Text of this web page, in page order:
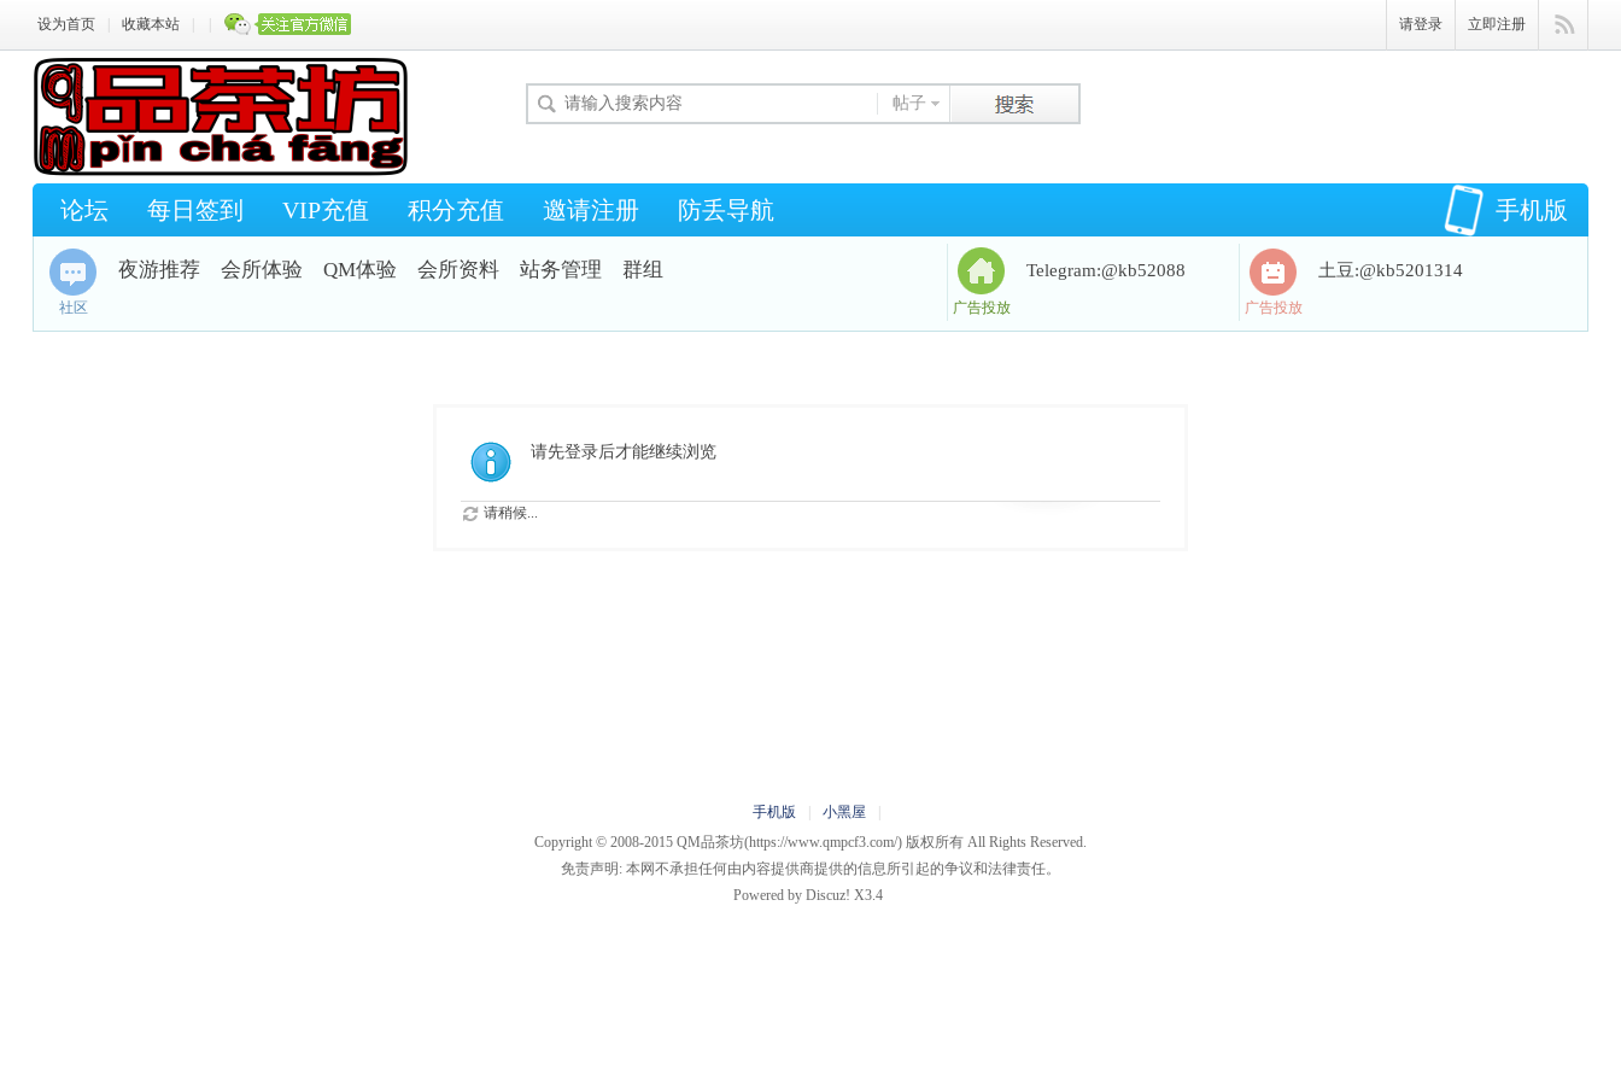
设为首页 收藏本站 请登录 立即注册
帖子
手机版
论坛 每日签到 VIP充值 积分充值 邀请注册 防丢导航
社区
夜游推荐 会所体验 QM体验 会所资料 站务管理 群组 土豆:@kb5201314
广告投放
Telegram:@kb52088
广告投放
请先登录后才能继续浏览
请稍候...
手机版 小黑屋
Copyright © 2008-2015 QM品茶坊(https://www.qmpcf3.com/) 版权所有 All Rights Reserved.
免责声明: 本网不承担任何由内容提供商提供的信息所引起的争议和法律责任。
Powered byDiscuz! X3.4